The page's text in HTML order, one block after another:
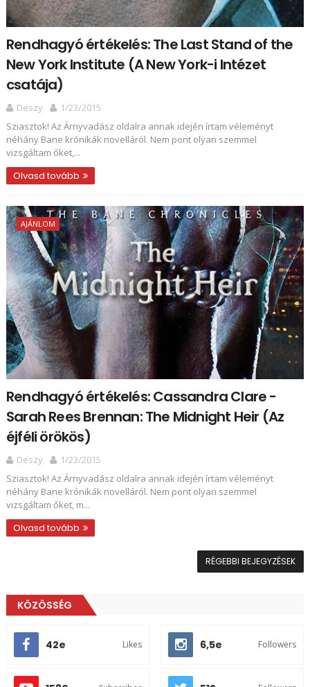
Rendhagyó értékelés: The Last Stand of the
New York Institute (A New York-i Intézet
csatája)
Deszy
1/23/2015
Sziasztok! Az Árnyvadász oldalra annak idején írtam véleményt
néhány Bane krónikák novelláról. Nem pont olyan szemmel
vizsgáltam őket,...
Olvasd tovább
AJÁNLOM
Rendhagyó értékelés: Cassandra Clare -
Sarah Rees Brennan: The Midnight Heir (Az
éjféli örökös)
Deszy
1/23/2015
Sziasztok! Az Árnyvadász oldalra annak idején írtam véleményt
néhány Bane krónikák novelláról. Nem pont olyan szemmel
vizsgáltam őket, m...
Olvasd tovább
RÉGEBBI BEJEGYZÉSEK
KÖZÖSSÉG
42e Likes 6,5e Followers